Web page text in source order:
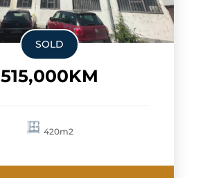
SOLD
515,000KM
420m2